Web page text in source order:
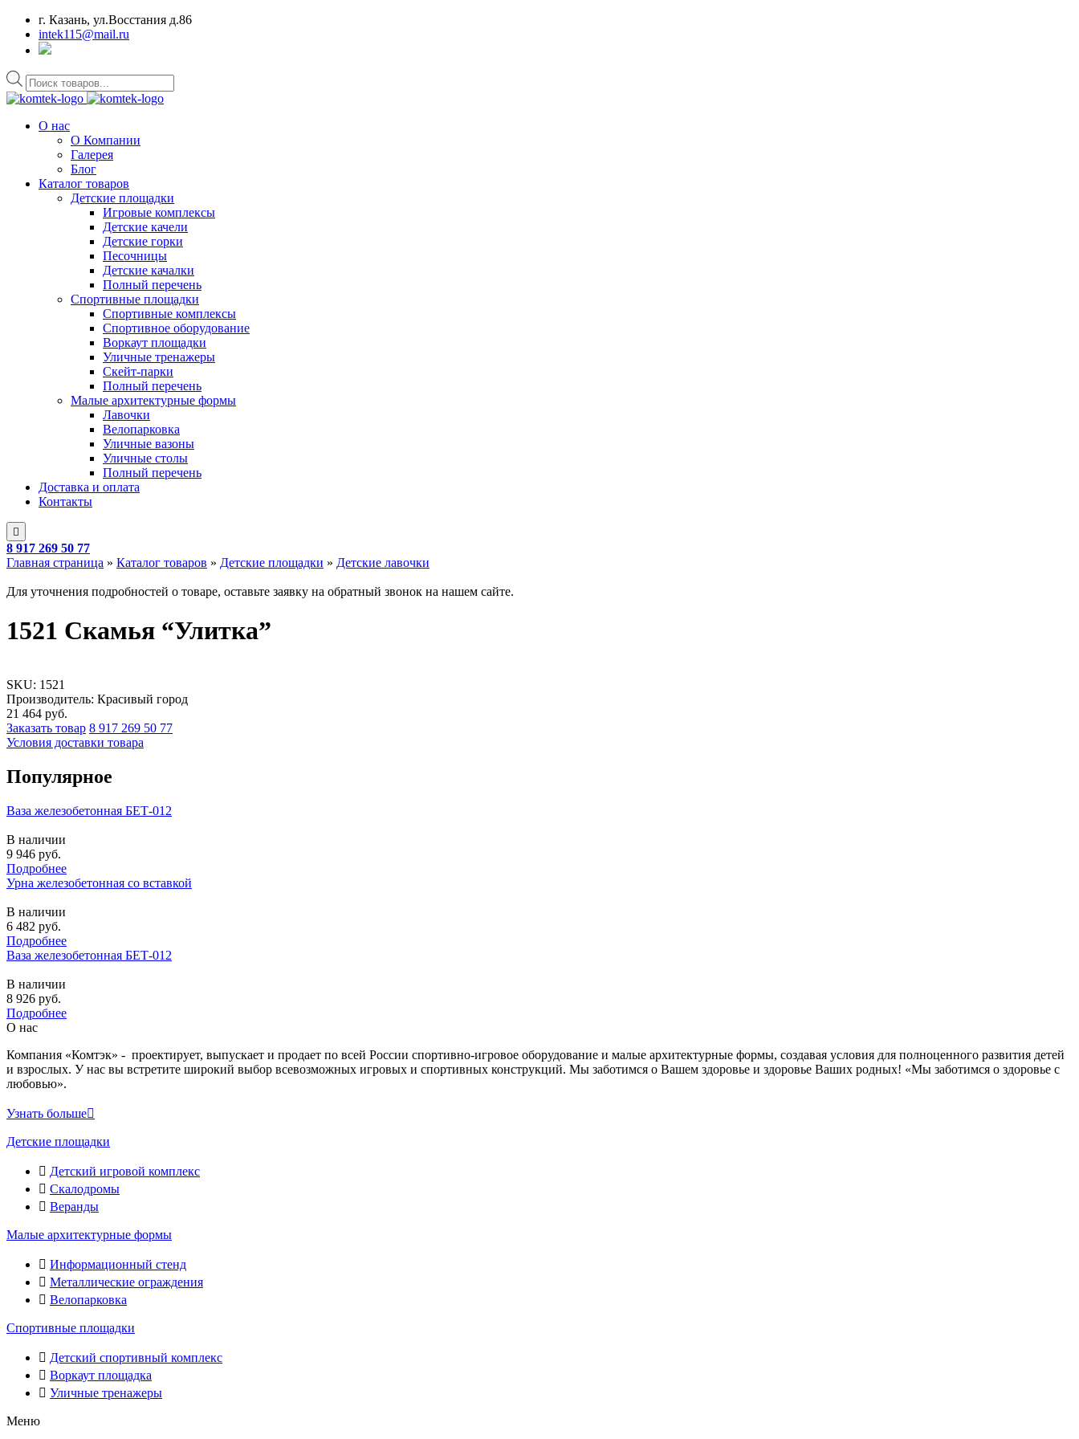
г. Казань, ул.Восстания д.86
intek115@mail.ru
Поиск
товаров
О нас
О Компании
Галерея
Блог
Каталог товаров
Детские площадки
Игровые комплексы
Детские качели
Детские горки
Песочницы
Детские качалки
Полный перечень
Спортивные площадки
Спортивные комплексы
Спортивное оборудование
Воркаут площадки
Уличные тренажеры
Скейт-парки
Полный перечень
Малые архитектурные формы
Лавочки
Велопарковка
Уличные вазоны
Уличные столы
Полный перечень
Доставка и оплата
Контакты
8 917 269 50 77
Главная страница » Каталог товаров » Детские площадки » Детские лавочки
Для уточнения подробностей о товаре, оставьте заявку на обратный звонок на нашем сайте.
1521 Скамья “Улитка”
SKU: 1521
Производитель: Красивый город
21 464 руб.
Заказать товар 8 917 269 50 77
Условия доставки товара
Популярное
Ваза железобетонная БЕТ-012
В наличии
9 946 руб.
Подробнее
Урна железобетонная со вставкой
В наличии
6 482 руб.
Подробнее
Ваза железобетонная БЕТ-012
В наличии
8 926 руб.
Подробнее
О нас
Компания «Комтэк» - проектирует, выпускает и продает по всей России спортивно-игровое оборудование и малые архитектурные формы, создавая условия для полноценного развития детей
и взрослых. У нас вы встретите широкий выбор всевозможных игровых и спортивных конструкций. Мы заботимся о Вашем здоровье и здоровье Ваших родных! «Мы заботимся о здоровье с
любовью».
Узнать больше
Детские площадки
Детский игровой комплекс
Скалодромы
Веранды
Малые архитектурные формы
Информационный стенд
Металлические ограждения
Велопарковка
Спортивные площадки
Детский спортивный комплекс
Воркаут площадка
Уличные тренажеры
Меню